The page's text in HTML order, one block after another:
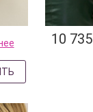
10 735